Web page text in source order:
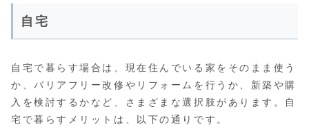
自宅
自宅で暮らす場合は、現在住んでいる家をそのまま使う
か、バリアフリー改修やリフォームを行うか、新築や購
入を検討するかなど、さまざまな選択肢があります。自
宅で暮らすメリットは、以下の通りです。